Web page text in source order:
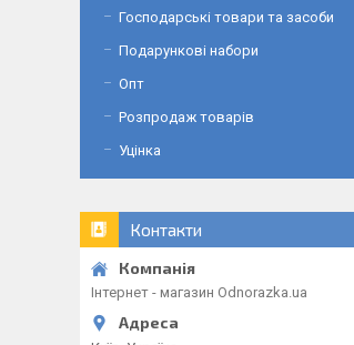
Господарські товари та засоби
Подарункові набори
Опт
Розпродаж товарів
Уцінка
Контакти
Інтернет - магазин Odnorazka.ua